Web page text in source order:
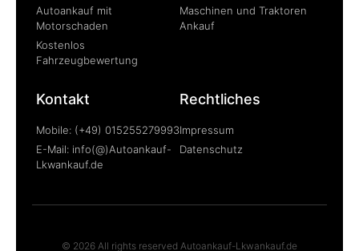
Autoankauf mit
Motorschaden
Kostenlos
Fahrzeugbewertung
Maschinen und Traktoren
Ankauf
Kontakt
Mobile: (+49) 015255279993
E-Mail: info(@)Autoankauf-
Lkwankauf.de
Rechtliches
Impressum
Datenschutz
© 2026 All rights reserved Autoankauf-Lkwankauf.de